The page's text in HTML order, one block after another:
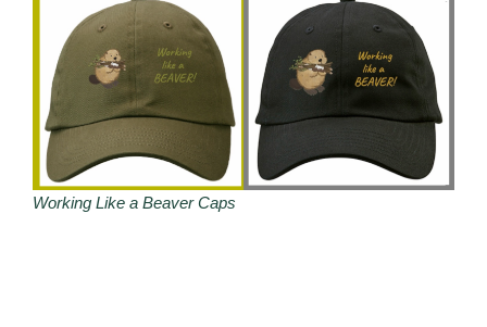
Working Like a Beaver Caps